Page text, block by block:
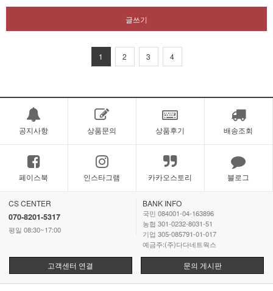
글쓰기
1 2 3 4
공지사항 상품문의 상품후기 배송조회
페이스북 인스타그램 카카오스토리 블로그
CS CENTER
070-8201-5317
평일 08:30~17:00
고객센터 연결
BANK INFO
국민 084001-04-163896
농협 301-0232-8031-51
기업 305-085791-01-017
예금주:(주)다다네트웍스
문의 게시판